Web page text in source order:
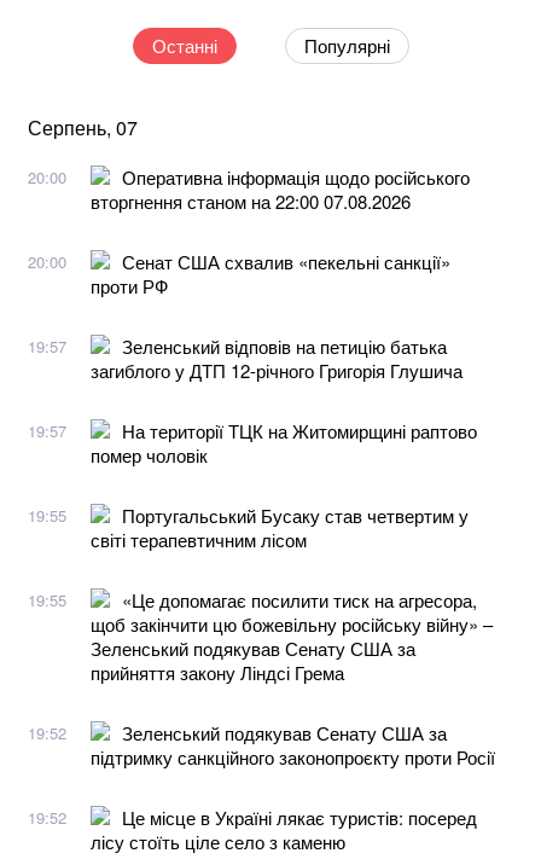
Останні Популярні
Серпень, 07
20:00
Оперативна інформація щодо російського
вторгнення станом на 22:00 07.08.2026
20:00
Сенат США схвалив «пекельні санкції»
проти РФ
19:57
Зеленський відповів на петицію батька
загиблого у ДТП 12-річного Григорія Глушича
19:57
На території ТЦК на Житомирщині раптово
помер чоловік
19:55
Португальський Бусаку став четвертим у
світі терапевтичним лісом
19:55
«Це допомагає посилити тиск на агресора,
щоб закінчити цю божевільну російську війну» –
Зеленський подякував Сенату США за
прийняття закону Ліндсі Грема
19:52
Зеленський подякував Сенату США за
підтримку санкційного законопроєкту проти Росії
19:52
Це місце в Україні лякає туристів: посеред
лісу стоїть ціле село з каменю